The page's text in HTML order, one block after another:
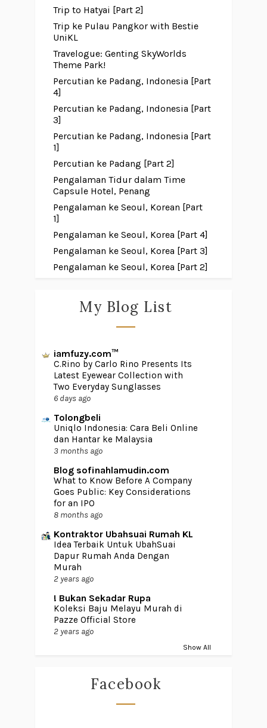
Trip to Hatyai [Part 2]
Trip ke Pulau Pangkor with Bestie
UniKL
Travelogue: Genting SkyWorlds
Theme Park!
Percutian ke Padang, Indonesia [Part
4]
Percutian ke Padang, Indonesia [Part
3]
Percutian ke Padang, Indonesia [Part
1]
Percutian ke Padang [Part 2]
Pengalaman Tidur dalam Time
Capsule Hotel, Penang
Pengalaman ke Seoul, Korean [Part
1]
Pengalaman ke Seoul, Korea [Part 4]
Pengalaman ke Seoul, Korea [Part 3]
Pengalaman ke Seoul, Korea [Part 2]
My Blog List
iamfuzy.com™
C.Rino by Carlo Rino Presents Its
Latest Eyewear Collection with
Two Everyday Sunglasses
6 days ago
Tolongbeli
Uniqlo Indonesia: Cara Beli Online
dan Hantar ke Malaysia
3 months ago
Blog sofinahlamudin.com
What to Know Before A Company
Goes Public: Key Considerations
for an IPO
8 months ago
Kontraktor Ubahsuai Rumah KL
Idea Terbaik Untuk UbahSuai
Dapur Rumah Anda Dengan
Murah
2 years ago
! Bukan Sekadar Rupa
Koleksi Baju Melayu Murah di
Pazze Official Store
2 years ago
Show All
Facebook